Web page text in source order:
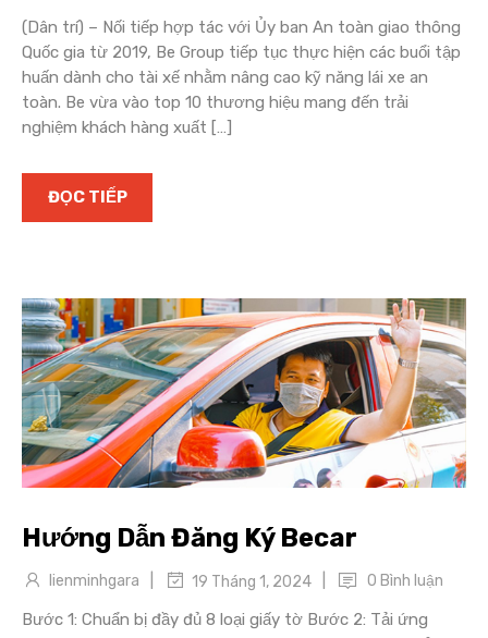
(Dân trí) – Nối tiếp hợp tác với Ủy ban An toàn giao thông
Quốc gia từ 2019, Be Group tiếp tục thực hiện các buổi tập
huấn dành cho tài xế nhằm nâng cao kỹ năng lái xe an
toàn. Be vừa vào top 10 thương hiệu mang đến trải
nghiệm khách hàng xuất […]
ĐỌC TIẾP
Hướng Dẫn Đăng Ký Becar
lienminhgara 19 Tháng 1, 2024 0 Bình luận
Bước 1: Chuẩn bị đầy đủ 8 loại giấy tờ Bước 2: Tải ứng